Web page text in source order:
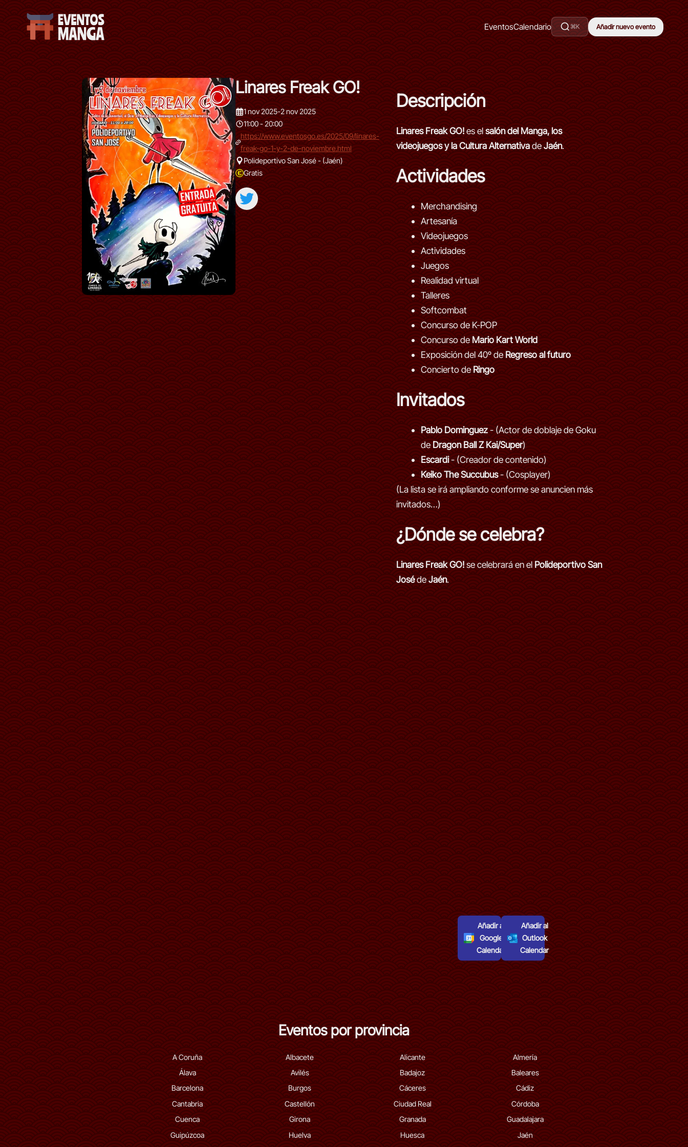
EventosCalendario ⌘K Añadir nuevo evento
Linares Freak GO!
1 nov 2025-2 nov 2025
11:00 - 20:00
https://www.eventosgo.es/2025/09/linares-
freak-go-1-y-2-de-noviembre.html
Polideportivo San José - (Jaén)
Gratis
Descripción
Linares Freak GO!es elsalón del Manga, los
videojuegos y la Cultura AlternativadeJaén.
Actividades
Merchandising
Artesanía
Videojuegos
Actividades
Juegos
Realidad virtual
Talleres
Softcombat
Concurso de K-POP
Concurso de Mario Kart World
Exposición del 40º de Regreso al futuro
Concierto de Ringo
Invitados
Pablo Dominguez- (Actor de doblaje de Goku
de Dragon Ball Z Kai/Super)
Escardi- (Creador de contenido)
Keiko The Succubus- (Cosplayer)
(La lista se irá ampliando conforme se anuncien más
invitados…)
¿Dónde se celebra?
Linares Freak GO!se celebrará en el Polideportivo San
JosédeJaén.
Añadir al
Google
Calendar
Añadir al
Outlook
Calendar
Eventos por provincia
A Coruña Albacete Alicante
Almería
Álava
Avilés Badajoz
Baleares
Barcelona
Burgos Cáceres
Cádiz
Cantabria
Castellón Ciudad Real
Córdoba
Cuenca
Girona Granada
Guadalajara
Guipúzcoa
Huelva Huesca
Jaén